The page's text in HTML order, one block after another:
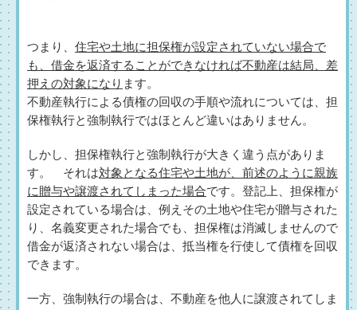
つまり、 住宅や土地に担保権が設定されていない場合で
も、借金を返済することができなければ不動産は結局、差
押えの対象になり ます。
不動産執行による債権の回収の手順や流れについては、担
保権執行と強制執行ではほとんど違いはありません。
しかし、担保権執行と強制執行が大きく違う点がありま
す。 それは対象となる住宅や土地が、前述のように親族
に贈与や譲渡されてしまった場合です。登記上、担保権が
設定されている場合は、例えその土地や住宅が贈与された
り、名義変更された場合でも、担保権は消滅しませんので
借金が返済されない場合は、抵当権を行使して債権を回収
できます。
一方、強制執行の場合は、不動産を他人に譲渡されてしま